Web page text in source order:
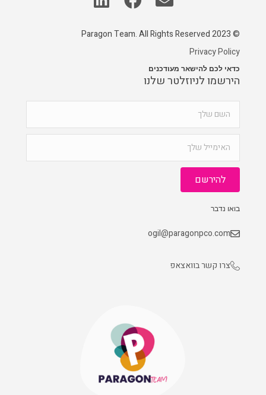
© 2023 Paragon Team. All Rights Reserved
Privacy Policy
כדאי לכם להישאר מעודכנים
הירשמו לניוזלטר שלנו
להירשם
בואו נדבר
ogil@paragonpco.com
צרו קשר בוואצאפ